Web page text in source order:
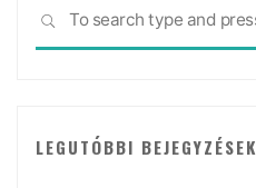
SEARCH
LEGUTÓBBI BEJEGYZÉSEK